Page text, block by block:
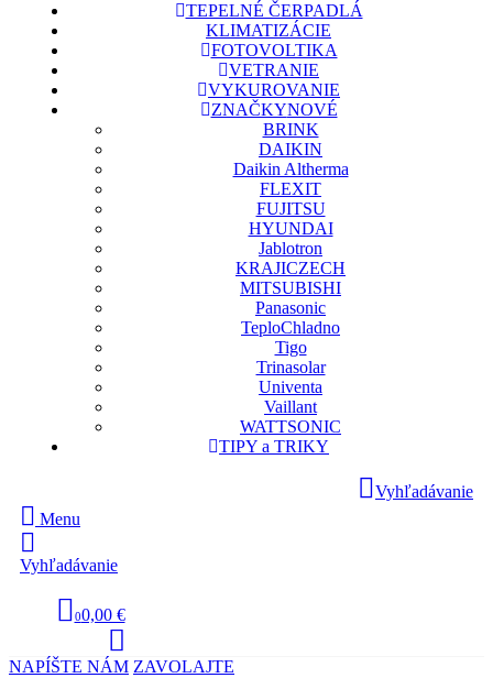
TEPELNÉ ČERPADLÁ
KLIMATIZÁCIE
FOTOVOLTIKA
VETRANIE
VYKUROVANIE
ZNAČKYNOVÉ
BRINK
DAIKIN
Daikin Altherma
FLEXIT
FUJITSU
HYUNDAI
Jablotron
KRAJICZECH
MITSUBISHI
Panasonic
TeploChladno
Tigo
Trinasolar
Univenta
Vaillant
WATTSONIC
TIPY a TRIKY
Vyhľadávanie
Menu
Vyhľadávanie
00,00 €
NAPÍŠTE NÁM ZAVOLAJTE